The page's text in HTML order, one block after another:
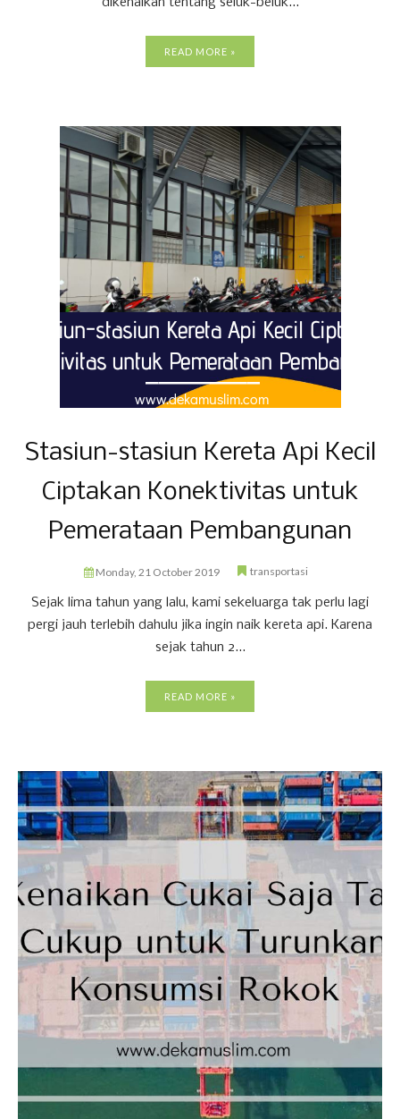
READ MORE »
Stasiun-stasiun Kereta Api Kecil
Ciptakan Konektivitas untuk
Pemerataan Pembangunan
Monday, 21 October 2019 transportasi
Sejak lima tahun yang lalu, kami sekeluarga tak perlu lagi
pergi jauh terlebih dahulu jika ingin naik kereta api. Karena
sejak tahun 2...
READ MORE »